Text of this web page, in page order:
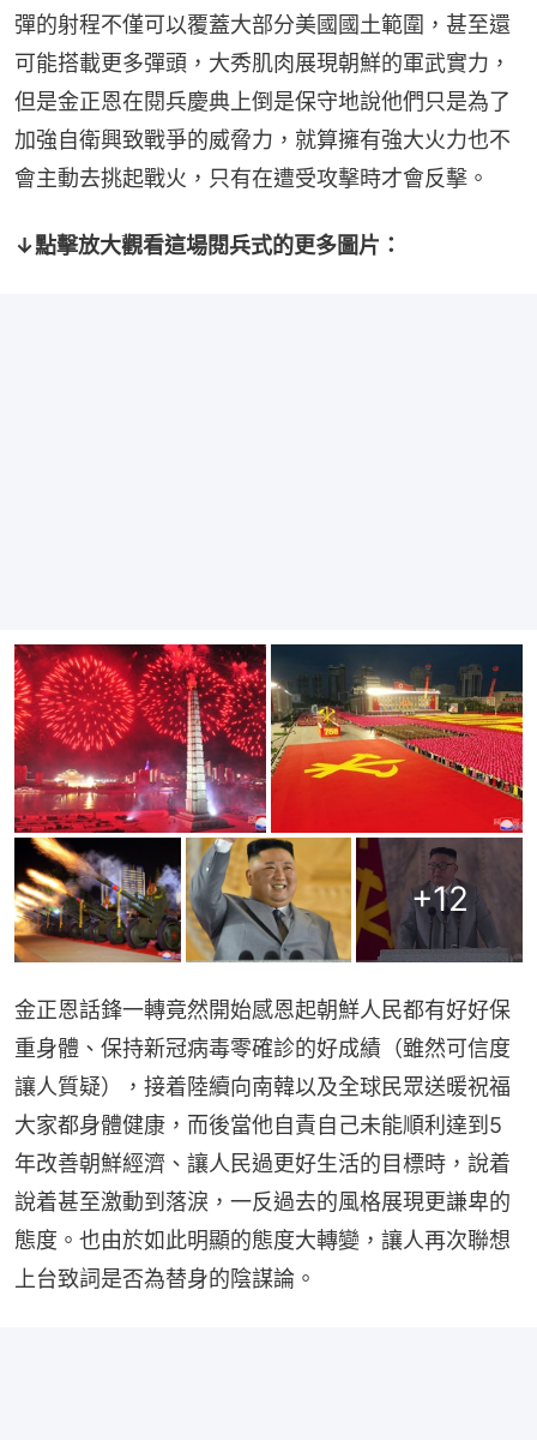
彈的射程不僅可以覆蓋大部分美國國土範圍，甚至還
可能搭載更多彈頭，大秀肌肉展現朝鮮的軍武實力，
但是金正恩在閱兵慶典上倒是保守地說他們只是為了
加強自衛興致戰爭的威脅力，就算擁有強大火力也不
會主動去挑起戰火，只有在遭受攻擊時才會反擊。
↓點擊放大觀看這場閱兵式的更多圖片：
+12
金正恩話鋒一轉竟然開始感恩起朝鮮人民都有好好保
重身體、保持新冠病毒零確診的好成績（雖然可信度
讓人質疑），接着陸續向南韓以及全球民眾送暖祝福
大家都身體健康，而後當他自責自己未能順利達到5
年改善朝鮮經濟、讓人民過更好生活的目標時，說着
說着甚至激動到落淚，一反過去的風格展現更謙卑的
態度。也由於如此明顯的態度大轉變，讓人再次聯想
上台致詞是否為替身的陰謀論。